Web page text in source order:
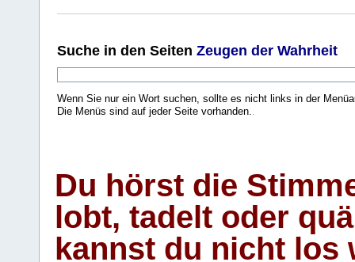
Suche in den Seiten Zeugen der Wahrheit
Wenn Sie nur ein Wort suchen, sollte es nicht links in der
Die Menüs sind auf jeder Seite vorhanden.
Du hörst die
lobt, tadelt oder
kannst du nicht los